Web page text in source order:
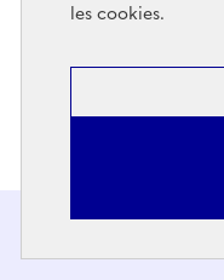
les cookies.
Partager
Sur le même